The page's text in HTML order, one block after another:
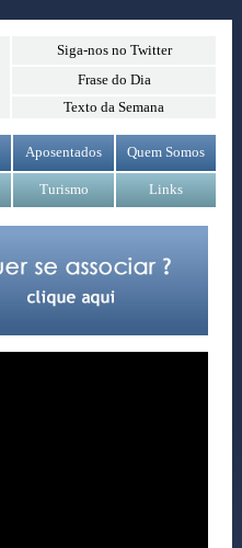
Siga-nos no Twitter
Frase do Dia
Texto da Semana
Aposentados Quem Somos
Turismo Links